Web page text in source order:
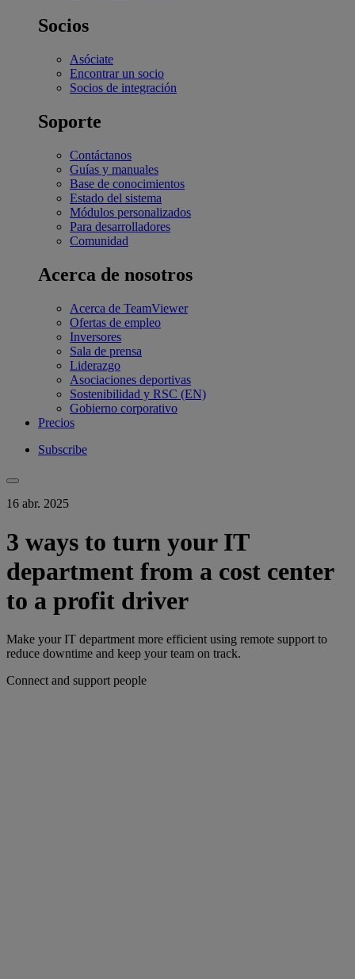
Socios
Asóciate
Encontrar un socio
Socios de integración
Soporte
Contáctanos
Guías y manuales
Base de conocimientos
Estado del sistema
Módulos personalizados
Para desarrolladores
Comunidad
Acerca de nosotros
Acerca de TeamViewer
Ofertas de empleo
Inversores
Sala de prensa
Liderazgo
Asociaciones deportivas
Sostenibilidad y RSC (EN)
Gobierno corporativo
Precios
Subscribe
16 abr. 2025
3 ways to turn your IT
department from a cost center
to a profit driver
Make your IT department more efficient using remote support to
reduce downtime and keep your team on track.
Connect and support people